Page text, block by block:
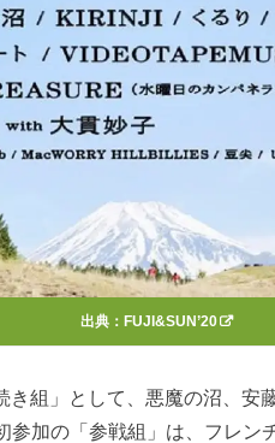
出典：FUJI&SUN’20
き組」として、悪魔の沼、安
参加の「参戦組」は、フレン